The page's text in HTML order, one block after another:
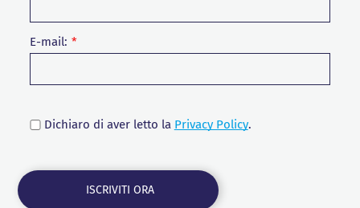
E-mail:
Dichiaro di aver letto la Privacy Policy.